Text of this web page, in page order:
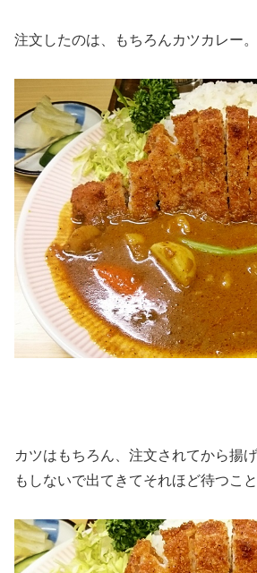
注文したのは、もちろんカツカレー。
カツはもちろん、注文されてから揚
もしないで出てきてそれほど待つこと